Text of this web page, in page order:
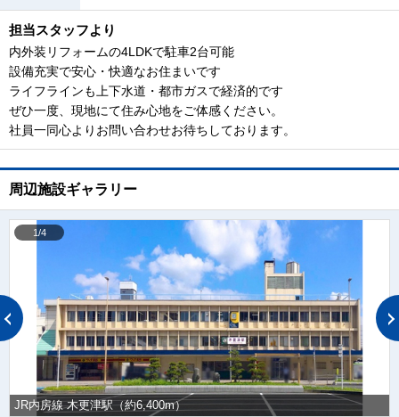
担当スタッフより
内外装リフォームの4LDKで駐車2台可能
設備充実で安心・快適なお住まいです
ライフラインも上下水道・都市ガスで経済的です
ぜひ一度、現地にて住み心地をご体感ください。
社員一同心よりお問い合わせお待ちしております。
周辺施設ギャラリー
JR内房線 木更津駅（約6,400m）
1/4